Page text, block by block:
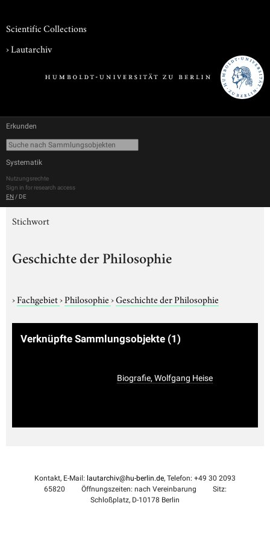
Scientific Collections
›Lautarchiv
Erkunden
Systematik
Nutzungsrechte
Sign in for research access
EN / DE
Stichwort
Geschichte der Philosophie
›Fachgebiet›Philosophie›Geschichte der Philosophie
Verknüpfte Sammlungsobjekte (1)
Biografie, Wolfgang Heise
Kontakt, E-Mail: lautarchiv@hu-berlin.de, Telefon: +49 30 2093
65820
Öffnungszeiten: nach Vereinbarung
Sitz:
Schloßplatz, D-10178 Berlin